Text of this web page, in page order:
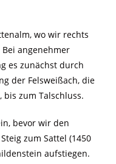
wo wir rechts
angenehmer
es zunächst durch
der Felsweißach, die
zum Talschluss.
bevor wir den
zum Sattel (1450
aufstiegen.